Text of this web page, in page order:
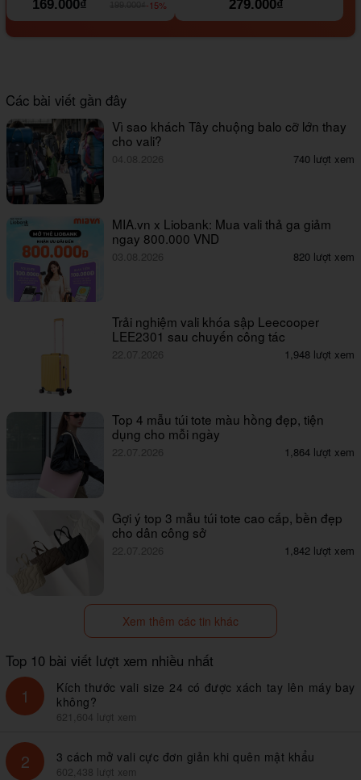
169.000₫
-15%
279.000₫
Các bài viết gần đây
Vì sao khách Tây chuộng balo cỡ lớn thay
cho vali?
04.08.2026 740 lượt xem
MIA.vn x Liobank: Mua vali thả ga giảm
ngay 800.000 VND
03.08.2026 820 lượt xem
Trải nghiệm vali khóa sập Leecooper
LEE2301 sau chuyến công tác
22.07.2026 1,948 lượt xem
Top 4 mẫu túi tote màu hồng đẹp, tiện
dụng cho mỗi ngày
22.07.2026 1,864 lượt xem
Gợi ý top 3 mẫu túi tote cao cấp, bền đẹp
cho dân công sở
22.07.2026 1,842 lượt xem
Xem thêm các tin khác
Top 10 bài viết lượt xem nhiều nhất
1
Kích thước vali size 24 có được xách tay lên máy bay
không?
621,604 lượt xem
2 3 cách mở vali cực đơn giản khi quên mật khẩu
602,438 lượt xem